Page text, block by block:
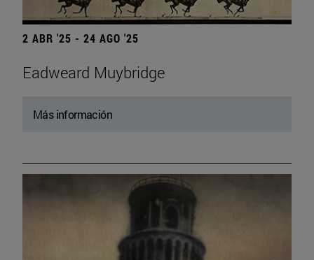
2 ABR '25 - 24 AGO '25
Eadweard Muybridge
Más información